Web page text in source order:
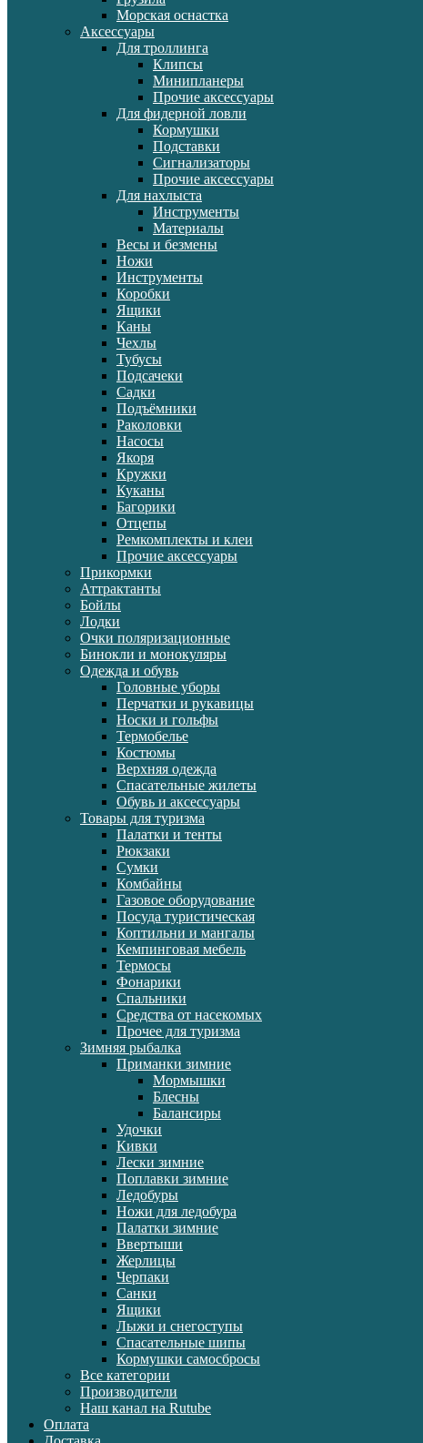
Морская оснастка
Аксессуары
Для троллинга
Клипсы
Минипланеры
Прочие аксессуары
Для фидерной ловли
Кормушки
Подставки
Сигнализаторы
Прочие аксессуары
Для нахлыста
Инструменты
Материалы
Весы и безмены
Ножи
Инструменты
Коробки
Ящики
Каны
Чехлы
Тубусы
Подсачеки
Садки
Подъёмники
Раколовки
Насосы
Якоря
Кружки
Куканы
Багорики
Отцепы
Ремкомплекты и клеи
Прочие аксессуары
Прикормки
Аттрактанты
Бойлы
Лодки
Очки поляризационные
Бинокли и монокуляры
Одежда и обувь
Головные уборы
Перчатки и рукавицы
Носки и гольфы
Термобелье
Костюмы
Верхняя одежда
Спасательные жилеты
Обувь и аксессуары
Товары для туризма
Палатки и тенты
Рюкзаки
Сумки
Комбайны
Газовое оборудование
Посуда туристическая
Коптильни и мангалы
Кемпинговая мебель
Термосы
Фонарики
Спальники
Средства от насекомых
Прочее для туризма
Зимняя рыбалка
Приманки зимние
Мормышки
Блесны
Балансиры
Удочки
Кивки
Лески зимние
Поплавки зимние
Ледобуры
Ножи для ледобура
Палатки зимние
Ввертыши
Жерлицы
Черпаки
Санки
Ящики
Лыжи и снегоступы
Спасательные шипы
Кормушки самосбросы
Все категории
Производители
Наш канал на Rutube
Оплата